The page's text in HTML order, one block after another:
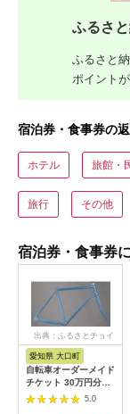
ふるさ
ふるさと
ポイント
宿泊券・食事券の
ホテル 旅館・
旅行 その他
宿泊券・食事券
出典：ふるさとチョイ
愛知県 大口町
自転車オーダーメイド
チケット 30万円分
【1360365】
5.0